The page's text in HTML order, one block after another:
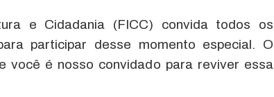
e Cidadania (FICC) convida todos os
participar desse momento especial. O
você é nosso convidado para reviver essa